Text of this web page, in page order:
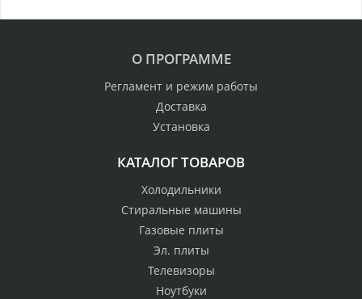
О ПРОГРАММЕ
Регламент и режим работы
Доставка
Установка
КАТАЛОГ ТОВАРОВ
Холодильники
Стиральные машины
Газовые плиты
Эл. плиты
Телевизоры
Ноутбуки